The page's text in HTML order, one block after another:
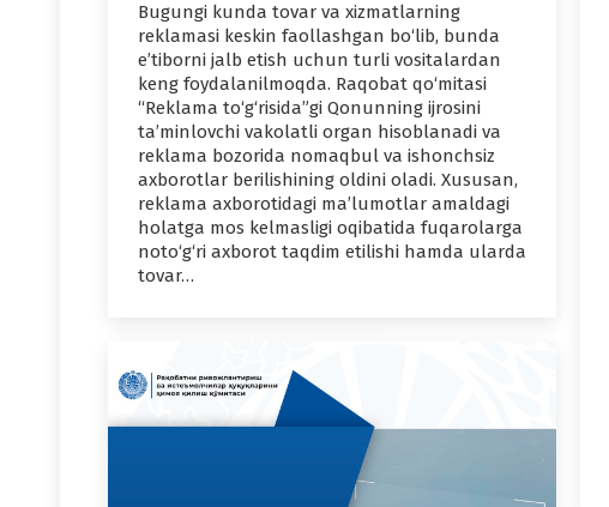
Bugungi kunda tovar va xizmatlarning
reklamasi keskin faollashgan bo‘lib, bunda
e’tiborni jalb etish uchun turli vositalardan
keng foydalanilmoqda. Raqobat qo‘mitasi
“Reklama to‘g‘risida”gi Qonunning ijrosini
ta’minlovchi vakolatli organ hisoblanadi va
reklama bozorida nomaqbul va ishonchsiz
axborotlar berilishining oldini oladi. Xususan,
reklama axborotidagi ma’lumotlar amaldagi
holatga mos kelmasligi oqibatida fuqarolarga
noto‘g‘ri axborot taqdim etilishi hamda ularda
tovar…